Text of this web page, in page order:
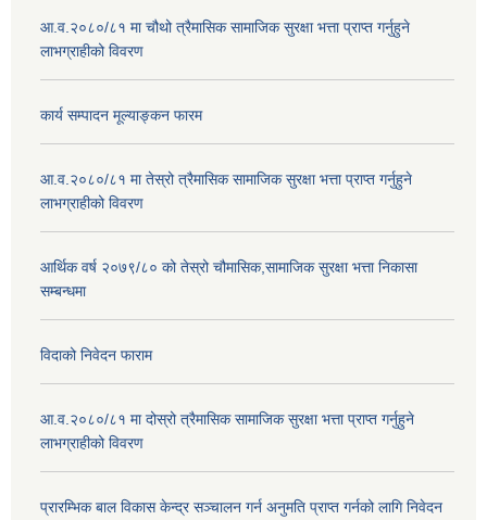
आ.व.२०८०/८१ मा चौथो त्रैमासिक सामाजिक सुरक्षा भत्ता प्राप्त गर्नुहुने
लाभग्राहीको विवरण
कार्य सम्पादन मूल्याङ्कन फारम
आ.व.२०८०/८१ मा तेस्रो त्रैमासिक सामाजिक सुरक्षा भत्ता प्राप्त गर्नुहुने
लाभग्राहीको विवरण
आर्थिक वर्ष २०७९/८० को तेस्रो चौमासिक,सामाजिक सुरक्षा भत्ता निकासा
सम्बन्धमा
विदाको निवेदन फाराम
आ.व.२०८०/८१ मा दोस्रो त्रैमासिक सामाजिक सुरक्षा भत्ता प्राप्त गर्नुहुने
लाभग्राहीको विवरण
प्रारम्भिक बाल विकास केन्द्र सञ्चालन गर्न अनुमति प्राप्त गर्नको लागि निवेदन